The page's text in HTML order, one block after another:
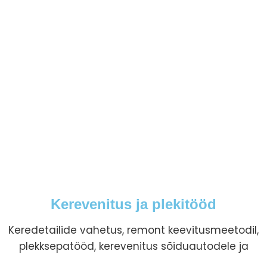
Kerevenitus ja plekitööd
Keredetailide vahetus, remont keevitusmeetodil,
plekksepatööd, kerevenitus sõiduautodele ja